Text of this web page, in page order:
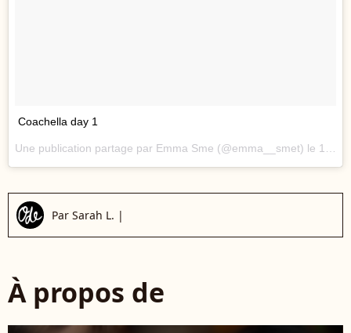
Coachella day 1
Une publication partage par Emma Sme (@emma__smet) le 15 Avril 2017 2h46 PDT
Par Sarah L. |
À propos de